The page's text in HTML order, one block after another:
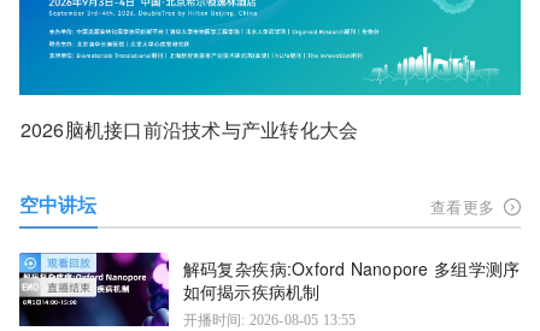
2026脑机接口前沿技术与产业转化大会
空中讲坛 查看更多
解码复杂疾病:Oxford Nanopore 多组学测序
如何揭示疾病机制
开播时间: 2026-08-05 13:55